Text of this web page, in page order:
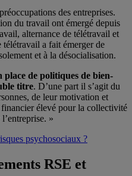
des entreprises.
du travail ont émergé depuis
alternance de télétravail et
a fait émerger de
et à la désocialisation.
place de politiques de bien-
titre. D’une part il s’agit du
de leur motivation et
élevé pour la collectivité
»
psychosociaux ?
RSE et